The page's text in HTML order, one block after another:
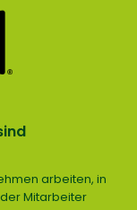
arbeiten, in
Mitarbeiter